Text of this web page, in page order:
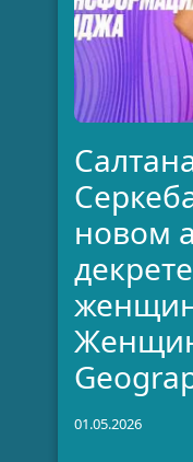
новом
01.05.2026